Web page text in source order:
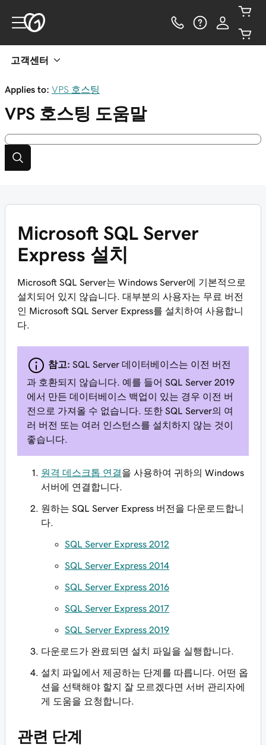
고객센터
Applies to: VPS 호스팅
VPS 호스팅 도움말
Microsoft SQL Server
Express 설치
Microsoft SQL Server는 Windows Server에 기본적으로
설치되어 있지 않습니다. 대부분의 사용자는 무료 버전
인 Microsoft SQL Server Express를 설치하여 사용합니
다.
참고: SQL Server 데이터베이스는 이전 버전
과 호환되지 않습니다. 예를 들어 SQL Server 2019
에서 만든 데이터베이스 백업이 있는 경우 이전 버
전으로 가져올 수 없습니다. 또한 SQL Server의 여
러 버전 또는 여러 인스턴스를 설치하지 않는 것이
좋습니다.
원격 데스크톱 연결을 사용하여 귀하의 Windows
서버에 연결합니다.
원하는 SQL Server Express 버전을 다운로드합니
다.
SQL Server Express 2012
SQL Server Express 2014
SQL Server Express 2016
SQL Server Express 2017
SQL Server Express 2019
다운로드가 완료되면 설치 파일을 실행합니다.
설치 파일에서 제공하는 단계를 따릅니다. 어떤 옵
션을 선택해야 할지 잘 모르겠다면 서버 관리자에
게 도움을 요청합니다.
관련 단계